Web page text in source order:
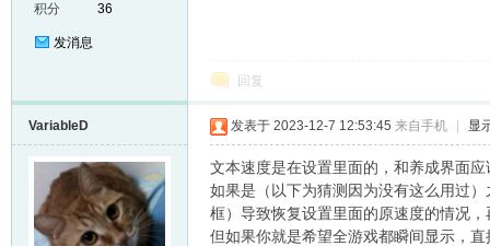
积分
36
发消息
回复
VariableD 发表于 2023-12-7 12:53:45 来自手机 显
文本速度是在设置里面的，和养成界面
如果是（以下为猜测因为没有这么用过
框）导致恢复设置里面的原速度的情况
但如果你就是希望全游戏都瞬间显示，